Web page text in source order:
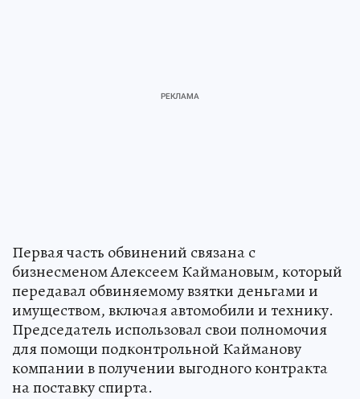
Первая часть обвинений связана с
бизнесменом Алексеем Каймановым, который
передавал обвиняемому взятки деньгами и
имуществом, включая автомобили и технику.
Председатель использовал свои полномочия
для помощи подконтрольной Кайманову
компании в получении выгодного контракта
на поставку спирта.